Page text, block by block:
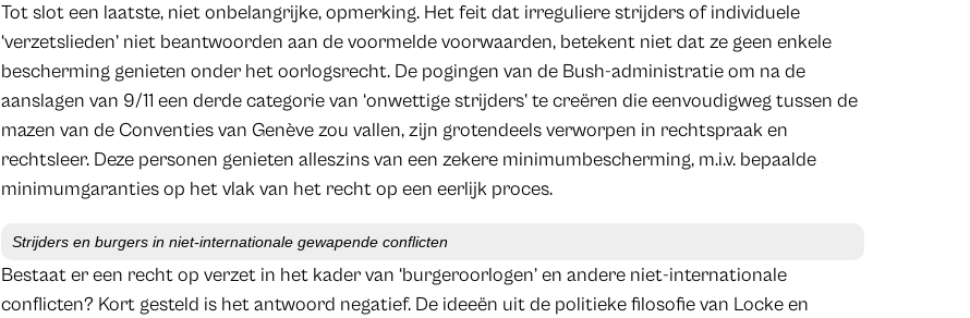
Tot slot een laatste, niet onbelangrijke, opmerking. Het feit dat irreguliere strijders of individuele
‘verzetslieden’ niet beantwoorden aan de voormelde voorwaarden, betekent niet dat ze geen enkele
bescherming genieten onder het oorlogsrecht. De pogingen van de Bush-administratie om na de
aanslagen van 9/11 een derde categorie van ‘onwettige strijders’ te creëren die eenvoudigweg tussen de
mazen van de Conventies van Genève zou vallen, zijn grotendeels verworpen in rechtspraak en
rechtsleer. Deze personen genieten alleszins van een zekere minimumbescherming, m.i.v. bepaalde
minimumgaranties op het vlak van het recht op een eerlijk proces.
Strijders en burgers in niet-internationale gewapende conflicten
Bestaat er een recht op verzet in het kader van ‘burgeroorlogen’ en andere niet-internationale
conflicten? Kort gesteld is het antwoord negatief. De ideeën uit de politieke filosofie van Locke en